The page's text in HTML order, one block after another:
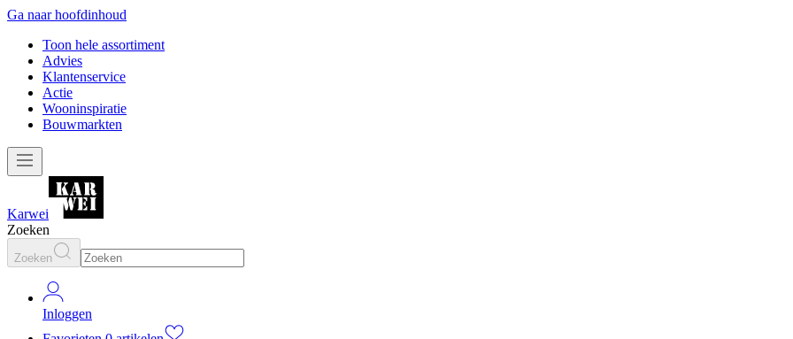
Ga naar hoofdinhoud
Toon hele assortiment
Advies
Klantenservice
Actie
Wooninspiratie
Bouwmarkten
Karwei
Zoeken
Zoeken
Inloggen